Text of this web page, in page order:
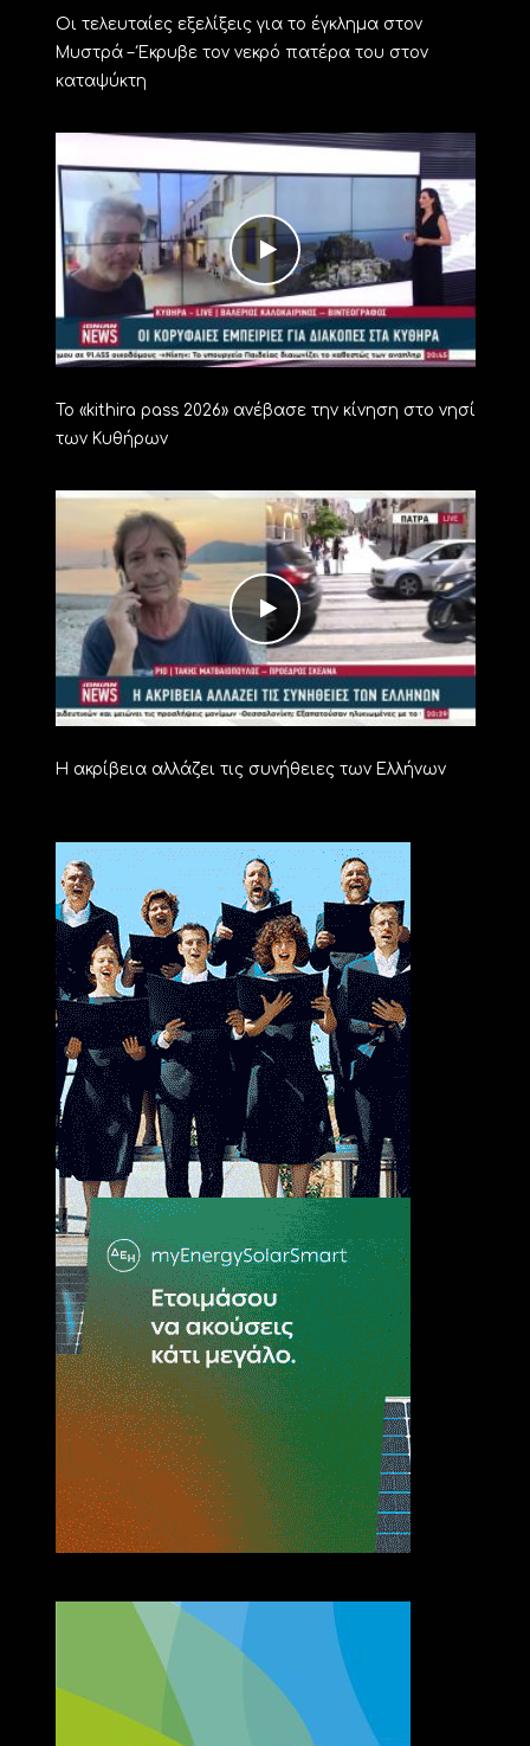
Οι τελευταίες εξελίξεις για το έγκλημα στον
Μυστρά – Έκρυβε τον νεκρό πατέρα του στον
καταψύκτη
Το «kithira pass 2026» ανέβασε την κίνηση στο νησί
των Κυθήρων
Η ακρίβεια αλλάζει τις συνήθειες των Ελλήνων